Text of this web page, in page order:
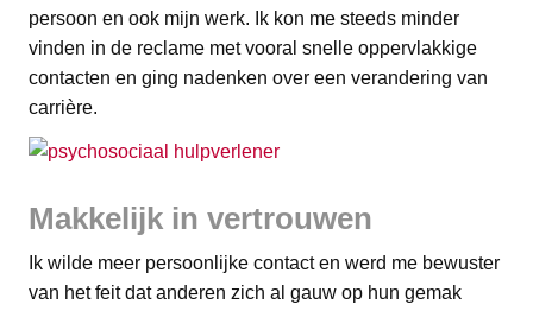
persoon en ook mijn werk. Ik kon me steeds minder
vinden in de reclame met vooral snelle oppervlakkige
contacten en ging nadenken over een verandering van
carrière.
Makkelijk in vertrouwen
Ik wilde meer persoonlijke contact en werd me bewuster
van het feit dat anderen zich al gauw op hun gemak